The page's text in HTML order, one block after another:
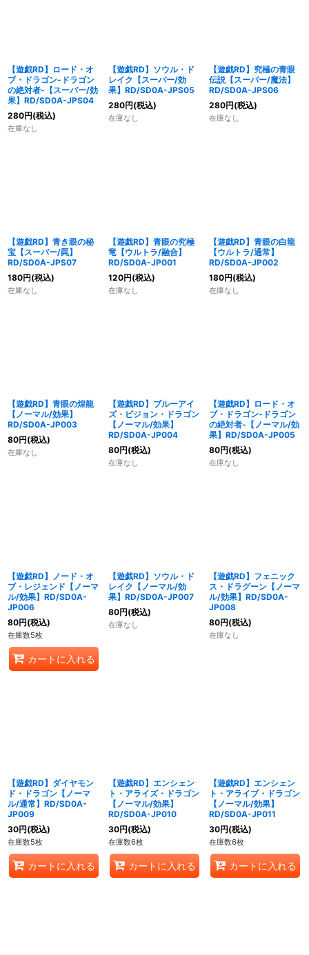
【遊戯RD】ロード・オ
ブ・ドラゴン-ドラゴン
の絶対者-【スーパー/効
果】RD/SD0A-JPS04
280円(税込)
在庫なし
【遊戯RD】ソウル・ド
レイク【スーパー/効
果】RD/SD0A-JPS05
280円(税込)
在庫なし
【遊戯RD】究極の青眼
伝説【スーパー/魔法】
RD/SD0A-JPS06
280円(税込)
在庫なし
【遊戯RD】青き眼の秘
宝【スーパー/罠】
RD/SD0A-JPS07
180円(税込)
在庫なし
【遊戯RD】青眼の究極
竜【ウルトラ/融合】
RD/SD0A-JP001
120円(税込)
在庫なし
【遊戯RD】青眼の白龍
【ウルトラ/通常】
RD/SD0A-JP002
180円(税込)
在庫なし
【遊戯RD】青眼の煌龍
【ノーマル/効果】
RD/SD0A-JP003
80円(税込)
在庫なし
【遊戯RD】ブルーアイ
ズ・ビジョン・ドラゴン
【ノーマル/効果】
RD/SD0A-JP004
80円(税込)
在庫なし
【遊戯RD】ロード・オ
ブ・ドラゴン-ドラゴン
の絶対者-【ノーマル/効
果】RD/SD0A-JP005
80円(税込)
在庫なし
【遊戯RD】ノード・オ
ブ・レジェンド【ノーマ
ル/効果】RD/SD0A-
JP006
80円(税込)
在庫数5枚
カートに入れる
【遊戯RD】ソウル・ド
レイク【ノーマル/効
果】RD/SD0A-JP007
80円(税込)
在庫なし
【遊戯RD】フェニック
ス・ドラグーン【ノーマ
ル/効果】RD/SD0A-
JP008
80円(税込)
在庫なし
【遊戯RD】ダイヤモン
ド・ドラゴン【ノーマ
ル/通常】RD/SD0A-
JP009
30円(税込)
在庫数5枚
カートに入れる
【遊戯RD】エンシェン
ト・アライズ・ドラゴン
【ノーマル/効果】
RD/SD0A-JP010
30円(税込)
在庫数6枚
カートに入れる
【遊戯RD】エンシェン
ト・アライブ・ドラゴン
【ノーマル/効果】
RD/SD0A-JP011
30円(税込)
在庫数6枚
カートに入れる